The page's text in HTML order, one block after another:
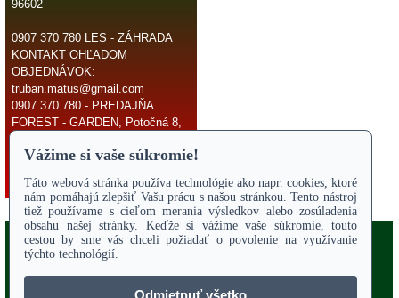
96602
0907 370 780 LES - ZÁHRADA
KONTAKT OHĽADOM
OBJEDNÁVOK:
truban.matus@gmail.com
0907 370 780 - PREDAJŇA
FOREST - GARDEN, Potočná 8,
Copyright 2017Odstúpiť od zmluvy
ÚVODNÁ STRANA